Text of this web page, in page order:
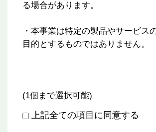
る場合があります。
・本事業は特定の製品やサービス
目的とするものではありません。
(1個まで選択可能)
上記全ての項目に同意する